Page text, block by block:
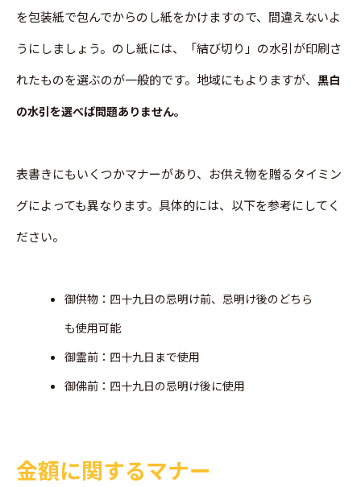
を包装紙で包んでからのし紙をかけますので、間違えないよ
うにしましょう。のし紙には、「結び切り」の水引が印刷さ
れたものを選ぶのが一般的です。地域にもよりますが、 黒白
の水引を選べば問題ありません。
表書きにもいくつかマナーがあり、お供え物を贈るタイミン
グによっても異なります。具体的には、以下を参考にしてく
ださい。
御供物：四十九日の忌明け前、忌明け後のどちら
も使用可能
御霊前：四十九日まで使用
御佛前：四十九日の忌明け後に使用
金額に関するマナー